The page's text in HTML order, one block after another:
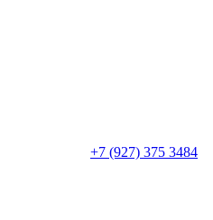
+7 (927) 375 3484